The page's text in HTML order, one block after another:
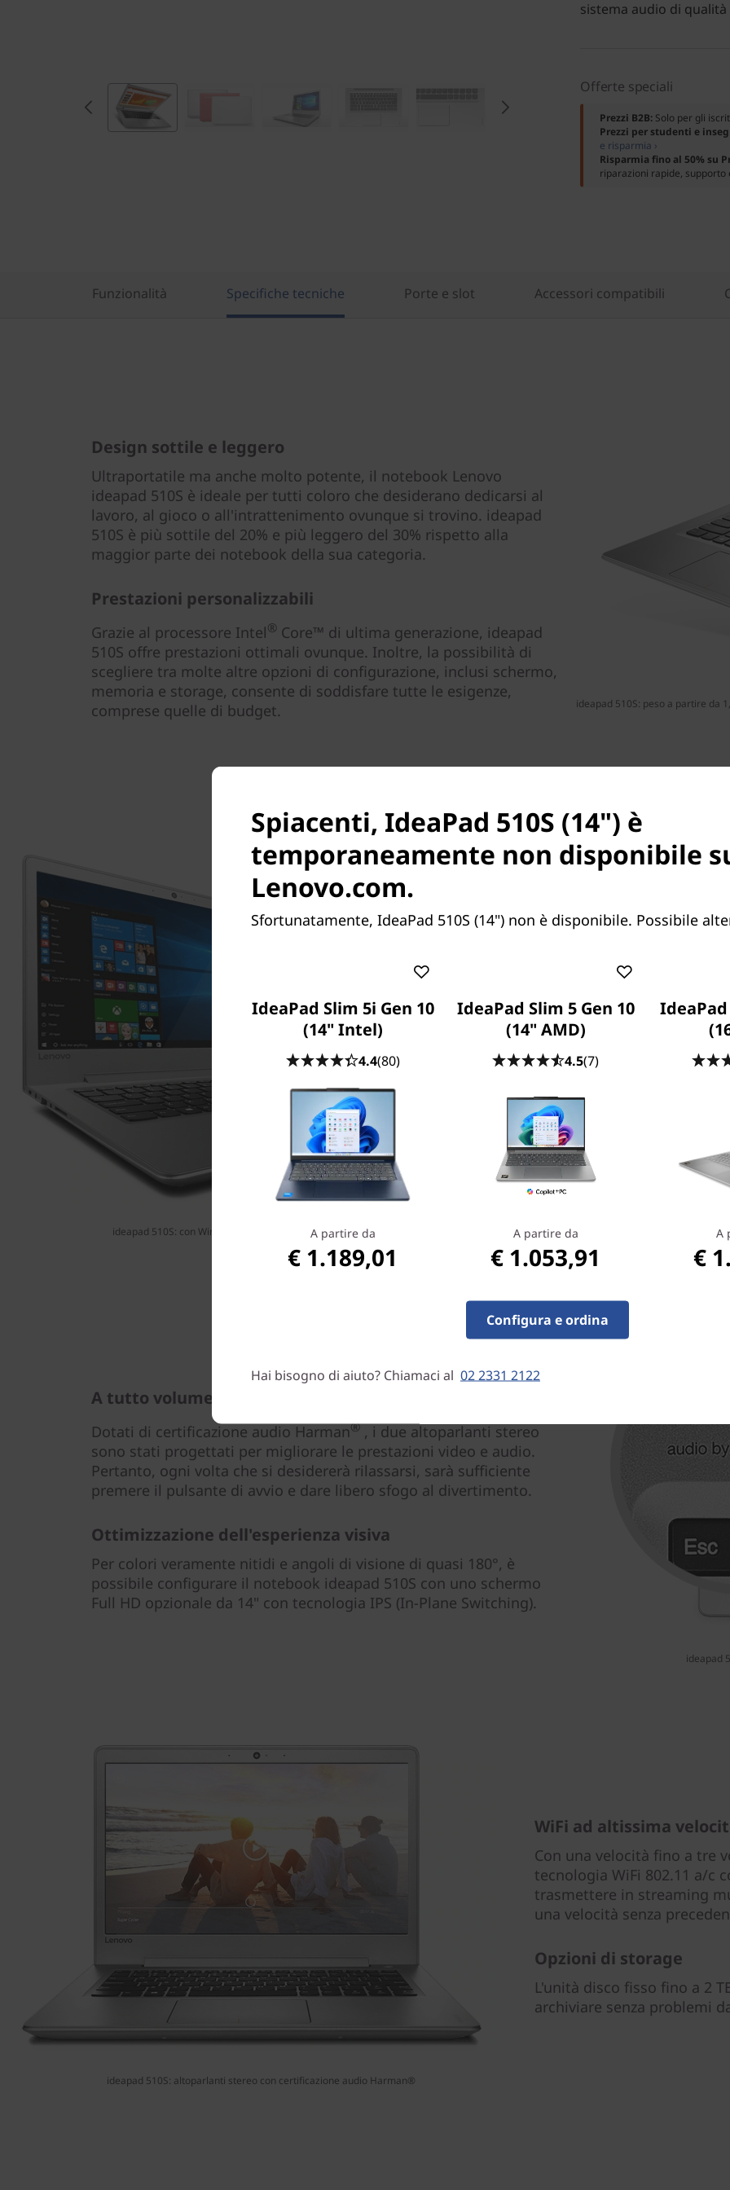
sistema audio di qualità
Offerte speciali
Prezzi B2B: Solo per gli
Prezzi per studenti e
e risparmia ›
Risparmia fino al 50% su
riparazioni rapide, supporto
Funzionalità Specifiche tecniche Porte e slot Accessori compatibili
ideapad 510S: peso a partire da
Design sottile e leggero
Ultraportatile ma anche molto potente, il notebook Lenovo
ideapad 510S è ideale per tutti coloro che desiderano dedicarsi al
lavoro, al gioco o all'intrattenimento ovunque si trovino. ideapad
510S è più sottile del 20% e più leggero del 30% rispetto alla
maggior parte dei notebook della sua categoria.
Prestazioni personalizzabili
Grazie al processore Intel® Core™ di ultima generazione, ideapad
510S offre prestazioni ottimali ovunque. Inoltre, la possibilità di
scegliere tra molte altre opzioni di configurazione, inclusi schermo,
memoria e storage, consente di soddisfare tutte le esigenze,
comprese quelle di budget.
ideapad 510S: con Windows 10 Home è possibile fare grandi cose
Combinando le più
di Windows, Windows 10
browser completamente
le attività anche
Ampia scelta di schede
compromesso tra costo e
quotidiano del PC e per
scheda grafica Intel
HD
prestazioni grafiche
applicazioni creative, è
ideapad
A tutto volume
Dotati di certificazione audio Harman® , i due altoparlanti stereo
sono stati progettati per migliorare le prestazioni video e audio.
Pertanto, ogni volta che si desidererà rilassarsi, sarà sufficiente
premere il pulsante di avvio e dare libero sfogo al divertimento.
Ottimizzazione dell'esperienza visiva
Per colori veramente nitidi e angoli di visione di quasi 180°, è
possibile configurare il notebook ideapad 510S con uno schermo
Full HD opzionale da 14" con tecnologia IPS (In-Plane Switching).
ideapad 510S: altoparlanti stereo con certificazione audio Harman®
WiFi ad altissima
Con una velocità fino a tre
tecnologia WiFi 802.11 a/c
trasmettere in streaming
una velocità senza
Opzioni di storage
L'unità disco fisso fino a 2
archiviare senza problemi
Spiacenti, IdeaPad 510S (14") è
temporaneamente non disponibile
Lenovo.com.
Sfortunatamente, IdeaPad 510S (14") non è disponibile. Possibile
IdeaPad Slim 5i Gen 10
(14" Intel)
4.4(80)
A partire da
€ 1.189,01
IdeaPad Slim 5 Gen 10
(14" AMD)
4.5(7)
A partire da
€ 1.053,91
IdeaPad
A
€
Configura e ordina
Hai bisogno di aiuto? Chiamaci al 02 2331 2122